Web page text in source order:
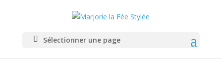
Sélectionner une page